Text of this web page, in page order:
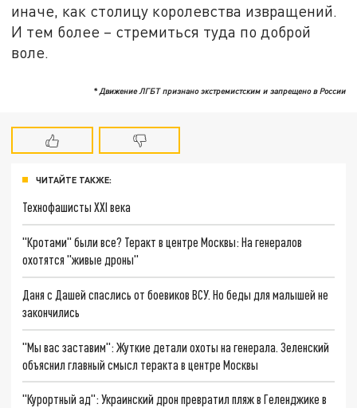
иначе, как столицу королевства извращений.
И тем более – стремиться туда по доброй
воле.
* Движение ЛГБТ признано экстремистским и запрещено в России
ЧИТАЙТЕ ТАКЖЕ:
Технофашисты XXI века
"Кротами" были все? Теракт в центре Москвы: На генералов
охотятся "живые дроны"
Даня с Дашей спаслись от боевиков ВСУ. Но беды для малышей не
закончились
"Мы вас заставим": Жуткие детали охоты на генерала. Зеленский
объяснил главный смысл теракта в центре Москвы
"Курортный ад": Украинский дрон превратил пляж в Геленджике в